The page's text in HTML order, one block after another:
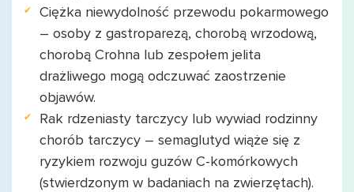
Ciężka niewydolność przewodu pokarmowego
– osoby z gastroparezą, chorobą wrzodową,
chorobą Crohna lub zespołem jelita
drażliwego mogą odczuwać zaostrzenie
objawów.
Rak rdzeniasty tarczycy lub wywiad rodzinny
chorób tarczycy – semaglutyd wiąże się z
ryzykiem rozwoju guzów C-komórkowych
(stwierdzonym w badaniach na zwierzętach).